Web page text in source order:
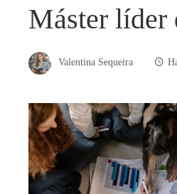
Máster líder
Valentina Sequeira